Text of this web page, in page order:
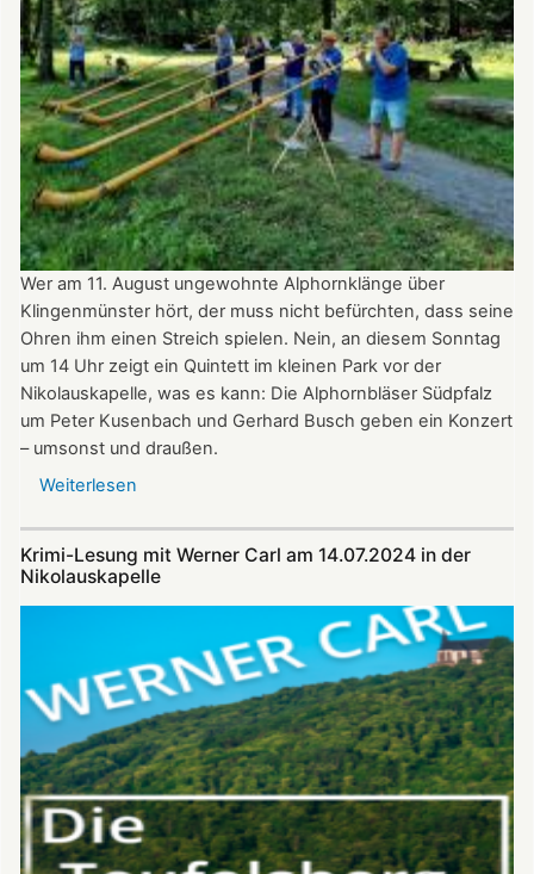
des
offenen
Denkmals
am
8.
September
2024
ganztägig
für
Besucher
geöffnet.
Wer am 11. August ungewohnte Alphornklänge über
Klingenmünster hört, der muss nicht befürchten, dass seine
Ohren ihm einen Streich spielen. Nein, an diesem Sonntag
um 14 Uhr zeigt ein Quintett im kleinen Park vor der
Nikolauskapelle, was es kann: Die Alphornbläser Südpfalz
um Peter Kusenbach und Gerhard Busch geben ein Konzert
– umsonst und draußen.
Weiterlesen
der
August
–
Benefizkonzert
mit
den
Alphornbläsern
Südpfalz
Krimi-Lesung mit Werner Carl am 14.07.2024 in der
Nikolauskapelle